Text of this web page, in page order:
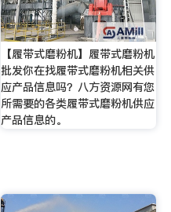
【履带式磨粉机】履带式磨粉机
批发你在找履带式磨粉机相关供
应产品信息吗？八方资源网有您
所需要的各类履带式磨粉机供应
产品信息的。